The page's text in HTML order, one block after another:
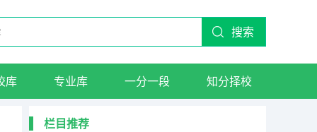
搜索
库 专业库 一分一段 知分择校
栏目推荐